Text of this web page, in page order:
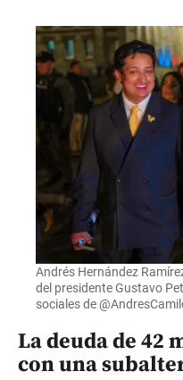
Andrés Hernández
del presidente Gustavo
sociales de
La deuda de 42
con una